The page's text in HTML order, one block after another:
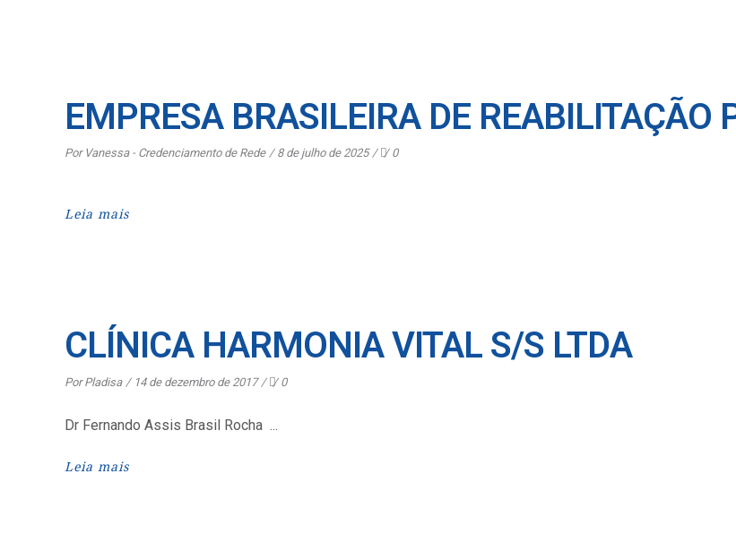
EMPRESA BRASILEIRA DE REABILITAÇÃO
Por Vanessa - Credenciamento de Rede 8 de julho de 2025 0
Leia mais
CLÍNICA HARMONIA VITAL S/S LTDA
Por Pladisa 14 de dezembro de 2017 0
Dr Fernando Assis Brasil Rocha
Leia mais